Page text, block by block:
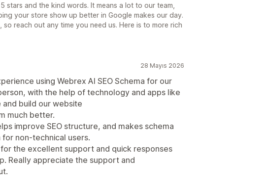
stars and the kind words. It means a lot to our team,
your store show up better in Google makes our day.
so reach out any time you need us. Here is to more rich
28 Mayıs 2026
using Webrex AI SEO Schema for our
with the help of technology and apps like
build our website
much better.
improve SEO structure, and makes schema
non-technical users.
the excellent support and quick responses
Really appreciate the support and